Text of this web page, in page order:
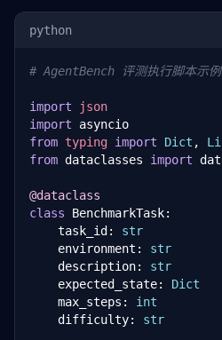
python
# AgentBench 评测执行脚本示例
import
json
import
from typing import Dict ,
from dataclasses import
@dataclass
class BenchmarkTask:
    task_id:
str
    environment:
str
    description:
str
    expected_state:
Dict
    max_steps:
int
    difficulty:
str